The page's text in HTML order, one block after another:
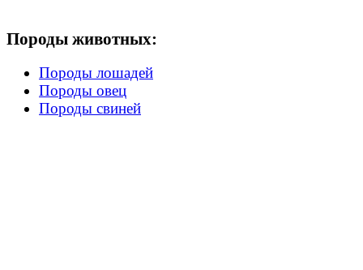
Породы животных:
Породы лошадей
Породы овец
Породы свиней